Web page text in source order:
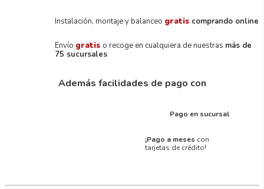
Instalación, montaje y balanceo gratis comprando online
Envío gratis o recoge en cualquiera de nuestras más de
75 sucursales
Además facilidades de pago con
Pago en sucursal
¡Pago a meses con
tarjetas de crédito!